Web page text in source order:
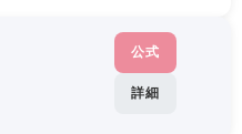
公式
詳細